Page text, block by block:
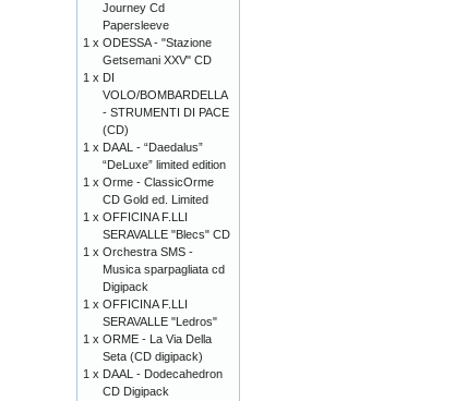
Journey Cd
Papersleeve
1 x ODESSA - "Stazione
Getsemani XXV" CD
1 x DI
VOLO/BOMBARDELLA
- STRUMENTI DI PACE
(CD)
1 x DAAL - “Daedalus”
“DeLuxe” limited edition
1 x Orme - ClassicOrme
CD Gold ed. Limited
1 x OFFICINA F.LLI
SERAVALLE "Blecs" CD
1 x Orchestra SMS -
Musica sparpagliata cd
Digipack
1 x OFFICINA F.LLI
SERAVALLE "Ledros"
1 x ORME - La Via Della
Seta (CD digipack)
1 x DAAL - Dodecahedron
CD Digipack